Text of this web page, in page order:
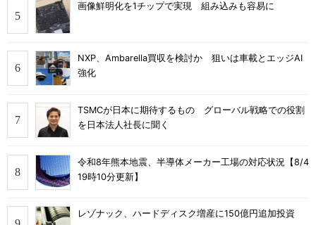
画像鮮明化を1チップで実現 組み込みも容易に
NXP、Ambarella買収を検討か 狙いは車載とエッジAI
強化
TSMCが日本に期待するもの グローバル戦略での役割
を日本法人社長に聞く
令和8年熊本地震、半導体メーカー工場の対応状況【8/4
19時10分更新】
レゾナック、ハードディスク増産に150億円追加投資